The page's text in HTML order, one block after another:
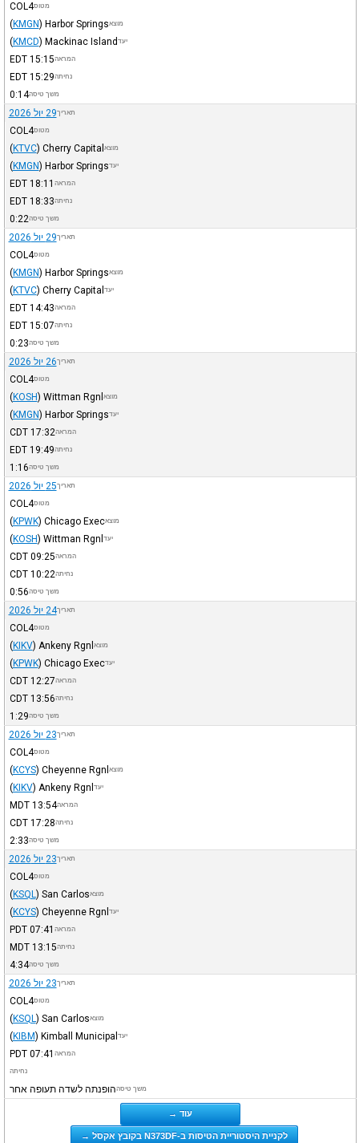
מטוסCOL4
מוצאHarbor Springs
(KMGN)
יעד Mackinac Island
(KMCD)
המראה15:15
EDT
נחיתה15:29
EDT
משך טיסה0:14
תאריך29 יול 2026
מטוסCOL4
מוצא Cherry Capital
(KTVC)
יעדHarbor Springs
(KMGN)
המראה 18:11
EDT
נחיתה18:33
EDT
משך טיסה0:22
תאריך29 יול 2026
מטוסCOL4
מוצאHarbor Springs
(KMGN)
יעד Cherry Capital
(KTVC)
המראה14:43
EDT
נחיתה15:07
EDT
משך טיסה0:23
תאריך26 יול 2026
מטוסCOL4
מוצא Wittman Rgnl
(KOSH)
יעדHarbor Springs
(KMGN)
המראה17:32
CDT
נחיתה19:49
EDT
משך טיסה1:16
תאריך25 יול 2026
מטוסCOL4
מוצאChicago Exec
(KPWK)
יעד Wittman Rgnl
(KOSH)
המראה09:25
CDT
נחיתה10:22
CDT
משך טיסה0:56
תאריך24 יול 2026
מטוסCOL4
מוצא Ankeny Rgnl
(KIKV)
יעדChicago Exec
(KPWK)
המראה12:27
CDT
נחיתה13:56
CDT
משך טיסה1:29
תאריך23 יול 2026
מטוסCOL4
מוצא Cheyenne Rgnl
(KCYS)
יעד Ankeny Rgnl
(KIKV)
המראה13:54
MDT
נחיתה17:28
CDT
משך טיסה2:33
תאריך23 יול 2026
מטוסCOL4
מוצאSan Carlos
(KSQL )
יעד Cheyenne Rgnl
(KCYS)
המראה 07:41
PDT
נחיתה13:15
MDT
משך טיסה4:34
תאריך23 יול 2026
מטוסCOL4
מוצאSan Carlos
(KSQL )
יעד Kimball Municipal
(KIBM)
המראה 07:41
PDT
נחיתה
משך טיסההופנתה לשדה תעופה אחר
עוד →
לקניית היסטוריית הטיסות ב-N373DF בקובץ אקסל →